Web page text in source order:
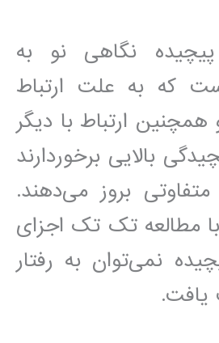
نگاهی نو به
که به علت ارتباط
ارتباط با ديگر
بالايی برخوردارند
بروز می‌دهند.
مطالعه تک تک اجزای
نمی‌توان به رفتار